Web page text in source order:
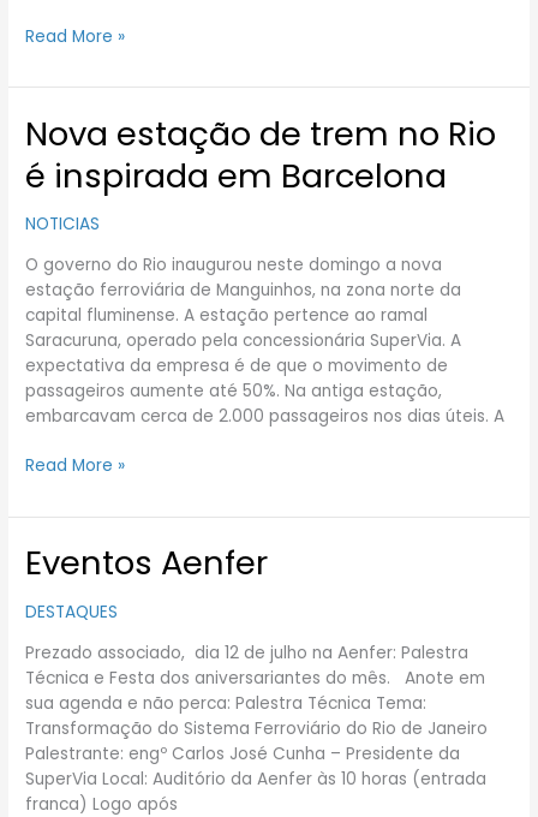
Read More »
Nova estação de trem no Rio
é inspirada em Barcelona
NOTICIAS
O governo do Rio inaugurou neste domingo a nova
estação ferroviária de Manguinhos, na zona norte da
capital fluminense. A estação pertence ao ramal
Saracuruna, operado pela concessionária SuperVia. A
expectativa da empresa é de que o movimento de
passageiros aumente até 50%. Na antiga estação,
embarcavam cerca de 2.000 passageiros nos dias úteis. A
Nova
estação
de
no
é
inspirada
em
Barcelona
Read More »
Eventos Aenfer
DESTAQUES
Prezado associado, dia 12 de julho na Aenfer: Palestra
Técnica e Festa dos aniversariantes do mês. Anote em
sua agenda e não perca: Palestra Técnica Tema:
Transformação do Sistema Ferroviário do Rio de Janeiro
Palestrante: engº Carlos José Cunha – Presidente da
SuperVia Local: Auditório da Aenfer às 10 horas (entrada
franca) Logo após
Eventos
Aenfer